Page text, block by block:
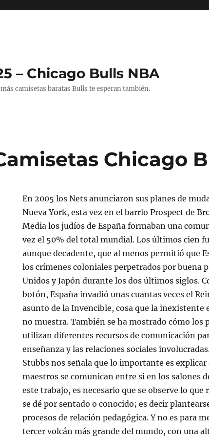
– Chicago Bulls NBA
camisetas baratas Bulls te esperan también.
Chicago
En 2005 los Nets anunciaron sus planes de
Nueva York, esta vez en el barrio Prospect de
Media los judíos de España formaban una
vez el 50% del total mundial. Los últimos cien
aunque decadente, que al menos permitió que
los crímenes coloniales perpetrados por buena
Unidos y Japón durante los dos últimos siglos.
botón, España invadió unas cuantas veces el
asunto de la Invencible, cosa que la inexistente
no muestra. También se ha mostrado cómo los
utilizan diferentes recursos de comunicación
enseñanza y las relaciones sociales
Stubbs nos señala que lo importante es
maestros se comunican entre si en los salones
este trabajo, es necesario que se observe lo que
se dé por sentado o conocido; es decir
procesos de relación pedagógica. Y no es para
tercer volcán más grande del mundo, con una